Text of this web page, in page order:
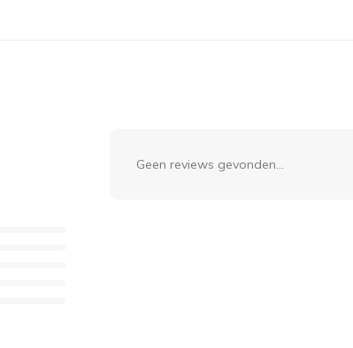
Geen reviews gevonden...